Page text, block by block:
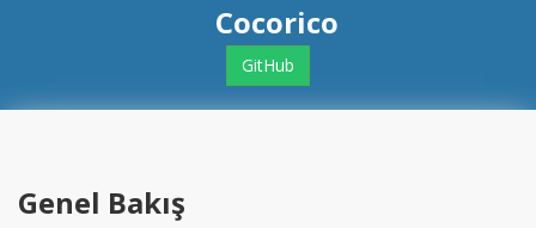
Cocorico
GitHub
Genel Bakış